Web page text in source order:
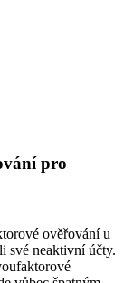
pro
ověřování u
své neaktivní účty.